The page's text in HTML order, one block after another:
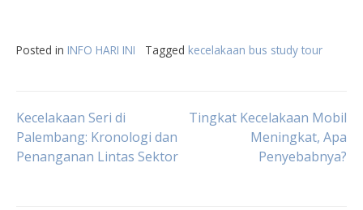
Posted in INFO HARI INI Tagged kecelakaan bus study tour
Post
navigation
Kecelakaan Seri di
Palembang: Kronologi dan
Penanganan Lintas Sektor
Tingkat Kecelakaan Mobil
Meningkat, Apa
Penyebabnya?